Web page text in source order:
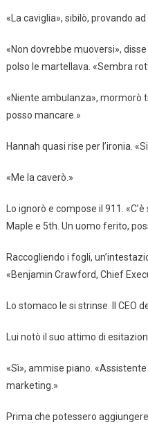
«La caviglia», sibilò, provando
«Non dovrebbe muoversi»,
polso le martellava. «Sembra
«Niente ambulanza», mormorò
posso mancare.»
Hannah quasi rise per l’ironia.
«Me la caverò.»
Lo ignorò e compose il 911.
Maple e 5th. Un uomo ferito,
Raccogliendo i fogli,
«Benjamin Crawford, Chief
Lo stomaco le si strinse. Il CEO
Lui notò il suo attimo di
«Sì», ammise piano.
marketing.»
Prima che potessero